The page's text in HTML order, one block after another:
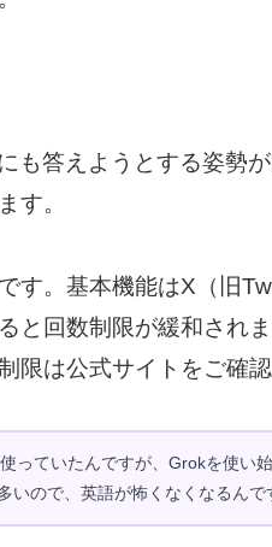
も答えようとする姿勢
す。
です。基本機能はX（旧
と回数制限が緩和され
限は公式サイトをご確認
っていたんですが、Grokを使い
いので、英語が怖くなくなるんで